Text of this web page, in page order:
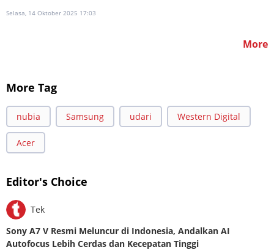
Selasa, 14 Oktober 2025 17:03
More
More Tag
nubia Samsung udari Western Digital
Acer
Editor's Choice
Tek
Sony A7 V Resmi Meluncur di Indonesia, Andalkan AI
Autofocus Lebih Cerdas dan Kecepatan Tinggi